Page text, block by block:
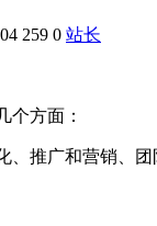
259 0 站长
个方面：
推广和营销、团